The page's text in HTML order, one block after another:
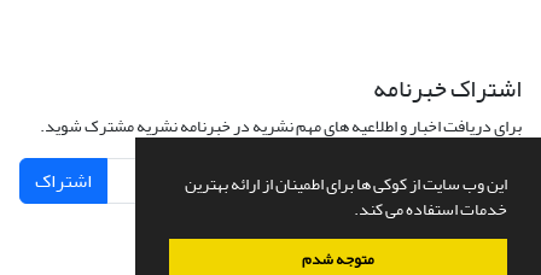
این وب سایت از کوکی ها برای اطمینان از ارائه بهترین
خدمات استفاده می کند.
متوجه شدم
اشتراک خبرنامه
برای دریافت اخبار و اطلاعیه های مهم نشریه در خبرنامه نشریه مشترک شوید.
اشتراک